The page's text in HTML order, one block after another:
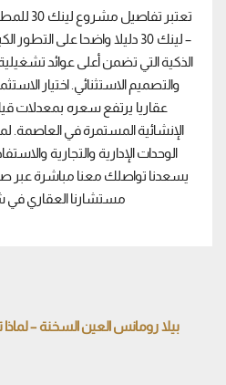
– لينك 30 دليلا واضحا على
الذكية التي تضمن أعلى عوائد
والتصميم الاستثنائي. اختيار
عقاريا يرتفع سعره بمعدلات
الإنشائية المستمرة في العاصمة.
الوحدات الإدارية والتجارية
يسعدنا تواصلك معنا مباشرة عبر
مستشارنا العقاري في
بيلا رومانس العين السخنة –